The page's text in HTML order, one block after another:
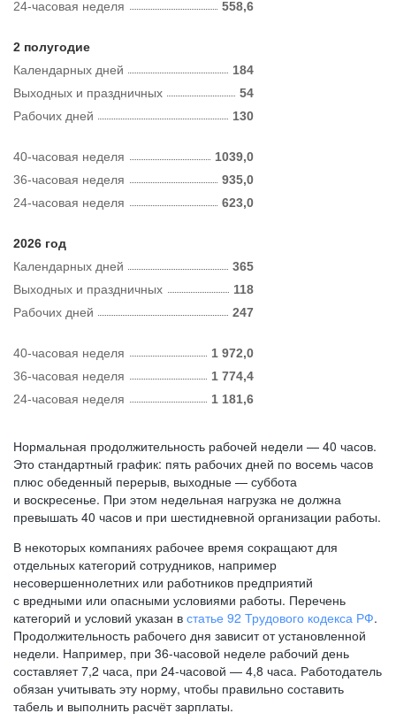
24-часовая неделя
558,6
2 полугодие
Календарных дней
184
Рабочих дней 130
Выходных и праздничных 54
40-часовая неделя
1039,0
36-часовая неделя
935,0
24-часовая неделя
623,0
2026 год
Календарных дней
365
Рабочих дней 247
Выходных и праздничных 118
40-часовая неделя
1 972,0
36-часовая неделя
1 774,4
24-часовая неделя
1 181,6
Нормальная продолжительность рабочей недели — 40 часов.
Это стандартный график: пять рабочих дней по восемь часов
плюс обеденный перерыв, выходные — суббота
и воскресенье. При этом недельная нагрузка не должна
превышать 40 часов и при шестидневной организации работы.
В некоторых компаниях рабочее время сокращают для
отдельных категорий сотрудников, например
несовершеннолетних или работников предприятий
с вредными или опасными условиями работы. Перечень
категорий и условий указан в статье 92 Трудового кодекса РФ.
Продолжительность рабочего дня зависит от установленной
недели. Например, при 36-часовой неделе рабочий день
составляет 7,2 часа, при 24-часовой — 4,8 часа. Работодатель
обязан учитывать эту норму, чтобы правильно составить
табель и выполнить расчёт зарплаты.